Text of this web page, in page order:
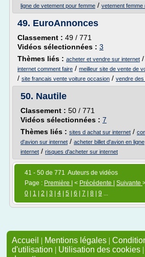
ligne de vetement pour femme / vetement femme
49. EuroAnnonces
Classement : 49 / 771
Vidéos sélectionnées : 3
Thèmes liés : acheter et vendre sur internet /
internet comment faire / meilleur site de vente de
/ site francais vente voiture occasion / vendre
50. Nautile
Classement : 50 / 771
Vidéos sélectionnées : 7
Thèmes liés : sites d achat sur internet /
d'avion sur internet / acheter billet d'avion en ligne
internet / risques d'acheter sur internet
41 - 50 de 771 Auteurs de vidéos
Page : Première | < Précédente Suivante
0
1 2 3 4 5 6 7 8 9 ...
Accueil | Mentions légales |
d'utilisation | Utilisation des cookies |